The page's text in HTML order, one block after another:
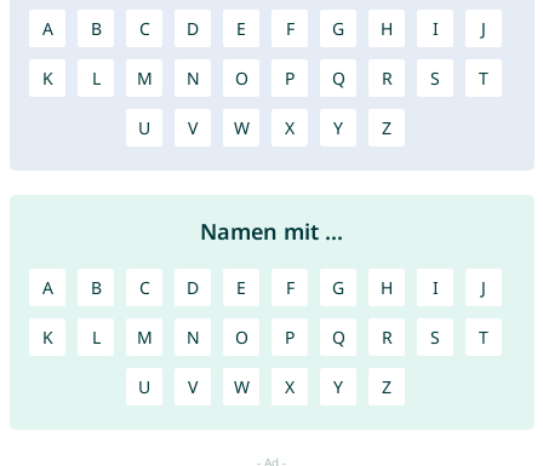
A B C D E F G H I J
K L M N O P Q R S T
U V W X Y Z
Namen mit ...
A B C D E F G H I J
K L M N O P Q R S T
U V W X Y Z